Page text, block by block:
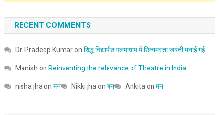
RECENT COMMENTS
Dr. Pradeep Kumaron सिद्ध विद्यापीठ गलमाधाम में छिन्नमस्ता जयंती मनाई गई
Manish on Reinventing the relevance of Theatre in India.
nisha jha on मन Nikki jha on मन Ankita on मन